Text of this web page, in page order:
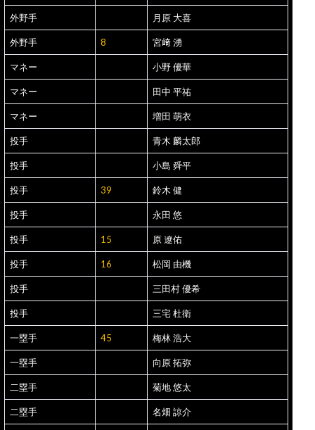
外野手 月原 大喜
外野手 8 宮﨑 湧
マネー 小野 優華
マネー 田中 平祐
マネー 増田 萌衣
投手 青木 麟太郎
投手 小島 舜平
投手 39 鈴木 健
投手 永田 悠
投手 15 原 遼佑
投手 16 松岡 由機
投手 三田村 優希
投手 三宅 杜衛
一塁手 45 梅林 浩大
一塁手 向原 拓弥
二塁手 菊地 悠太
二塁手 名畑 諒介